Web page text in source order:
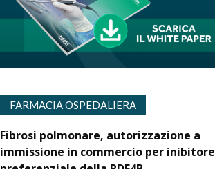
FARMACIA OSPEDALIERA
Fibrosi polmonare, autorizzazione a
immissione in commercio per inibitore